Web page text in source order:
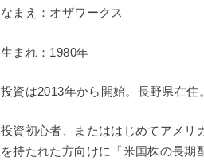
なまえ：オザワークス
生まれ：1980年
投資は2013年から開始。長野県在住。
投資初心者、またははじめてアメリ
を持たれた方向けに「米国株の長期